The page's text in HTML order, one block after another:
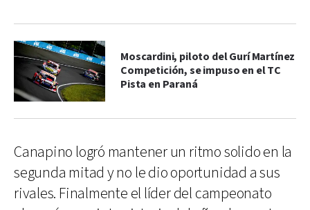
Moscardini, piloto del Gurí Martínez
Competición, se impuso en el TC
Pista en Paraná
Canapino logró mantener un ritmo solido en la
segunda mitad y no le dio oportunidad a sus
rivales. Finalmente el líder del campeonato